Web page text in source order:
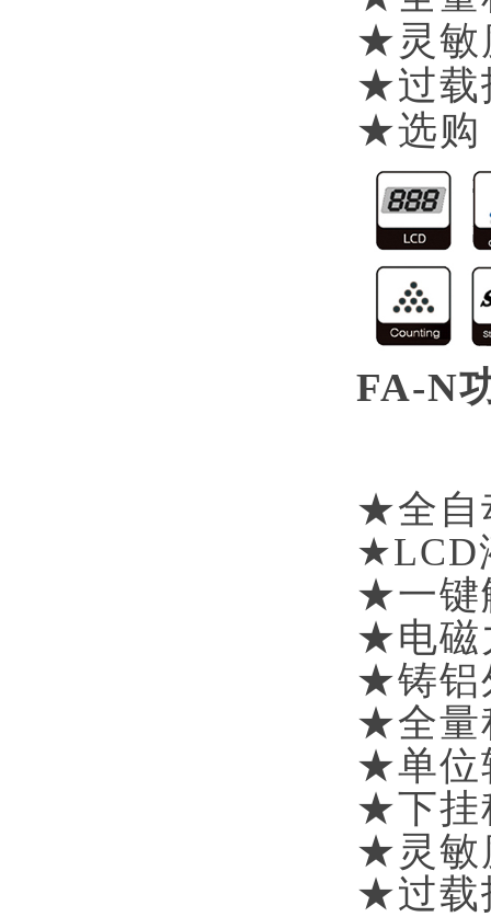
★灵敏
★过载
★选购
FA-N
★全自
★LCD
★一键
★电磁
★铸铝
★全量
★单位
★下挂
★灵敏
★过载